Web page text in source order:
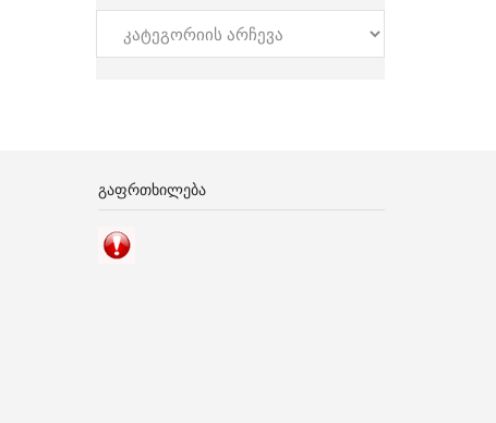
კატეგორიები
ᲒᲐᲤᲠᲗᲮᲘᲚᲔᲑᲐ